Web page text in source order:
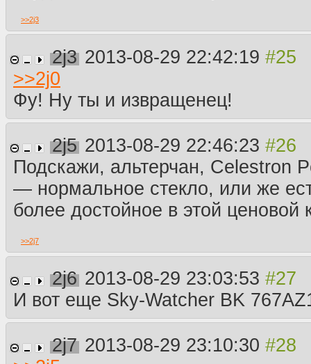
>>2j3
2j3 2013-08-29 22:42:19
>>2j0
Фу! Ну ты и извращенец!
2j5 2013-08-29 22:46:23
Подскажи, альтерчан, Celestron
— нормальное стекло, или же
более достойное в этой ценовой
>>2j7
2j6 2013-08-29 23:03:53
И вот еще Sky-Watcher BK
2j7 2013-08-29 23:10:30